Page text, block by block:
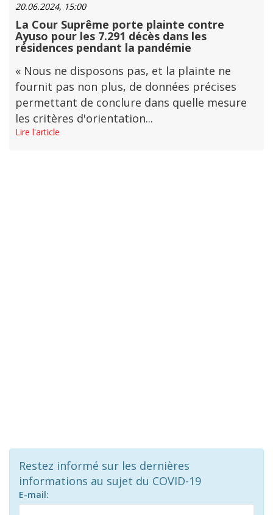
20.06.2024, 15:00
La Cour Suprême porte plainte contre
Ayuso pour les 7.291 décès dans les
résidences pendant la pandémie
« Nous ne disposons pas, et la plainte ne
fournit pas non plus, de données précises
permettant de conclure dans quelle mesure
les critères d'orientation...
Lire l'article
Restez informé sur les dernières
informations au sujet du COVID-19
E-mail: